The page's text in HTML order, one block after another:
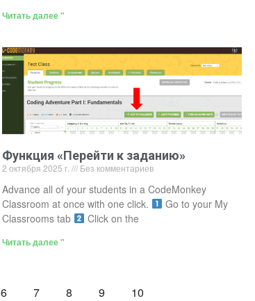
Читать далее "
Функция «Перейти к заданию»
2 октября 2025 г. Без комментариев
Advance all of your students in a CodeMonkey
Classroom at once with one click.
Go to your My
Classrooms tab
Click on the
Читать далее "
6 7 8 9 10